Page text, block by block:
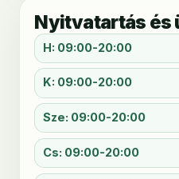
Nyitvatartás és
H: 09:00-20:00
K: 09:00-20:00
Sze: 09:00-20:00
Cs: 09:00-20:00